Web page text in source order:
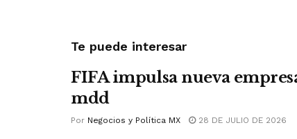
Te puede interesar
FIFA impulsa nueva
mdd
Por Negocios y Política MX 28 DE JULIO DE 2026